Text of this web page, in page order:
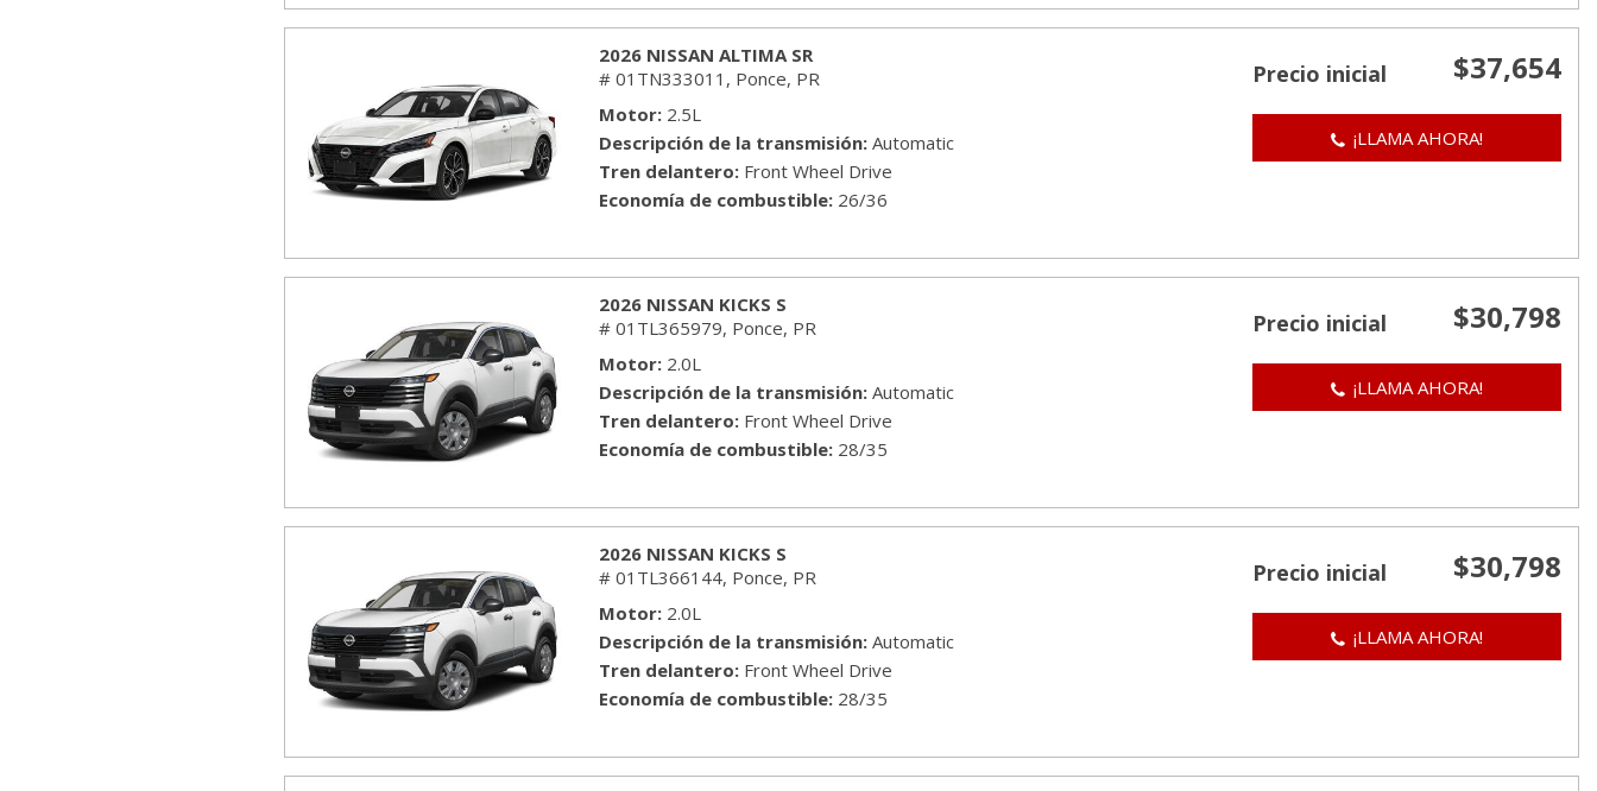
2026 NISSAN ALTIMA SR
# 01TN333011, Ponce, PR
Motor 2.5L
Descripción de la transmisión Automatic
Tren delantero Front Wheel Drive
Economía de combustible 26/36
Precio inicial $37,654
¡LLAMA AHORA!
2026 NISSAN KICKS S
# 01TL365979, Ponce, PR
Motor 2.0L
Descripción de la transmisión Automatic
Tren delantero Front Wheel Drive
Economía de combustible 28/35
Precio inicial $30,798
¡LLAMA AHORA!
2026 NISSAN KICKS S
# 01TL366144, Ponce, PR
Motor 2.0L
Descripción de la transmisión Automatic
Tren delantero Front Wheel Drive
Economía de combustible 28/35
Precio inicial $30,798
¡LLAMA AHORA!